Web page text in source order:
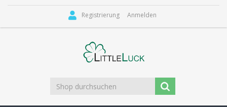
Registrierung Anmelden